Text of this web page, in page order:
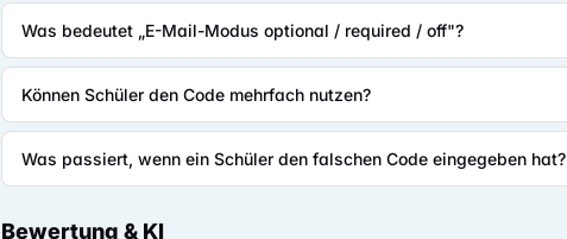
Was bedeutet „E-Mail-Modus optional / required / off"?
Können Schüler den Code mehrfach nutzen?
Was passiert, wenn ein Schüler den falschen Code eingegeben hat?
Bewertung & KI